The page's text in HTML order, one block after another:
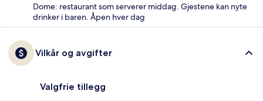
Dome: restaurant som serverer middag. Gjestene kan nyte
drinker i baren. Åpen hver dag
Vilkår og avgifter
Valgfrie tillegg